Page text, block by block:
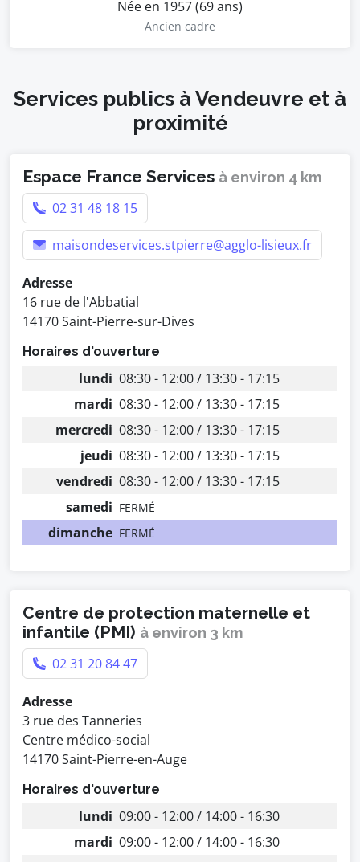
Née en 1957 (69 ans)
Ancien cadre
Services publics à Vendeuvre et à
proximité
Espace France Services à environ 4 km
02 31 48 18 15
maisondeservices.stpierre@agglo-lisieux.fr
Adresse
16 rue de l'Abbatial
14170 Saint-Pierre-sur-Dives
Horaires d'ouverture
lundi 08:30 - 12:00 / 13:30 - 17:15
mardi 08:30 - 12:00 / 13:30 - 17:15
mercredi 08:30 - 12:00 / 13:30 - 17:15
jeudi 08:30 - 12:00 / 13:30 - 17:15
vendredi 08:30 - 12:00 / 13:30 - 17:15
samedi FERMÉ
dimanche FERMÉ
Centre de protection maternelle et
infantile (PMI) à environ 3 km
02 31 20 84 47
Adresse
3 rue des Tanneries
Centre médico-social
14170 Saint-Pierre-en-Auge
Horaires d'ouverture
lundi 09:00 - 12:00 / 14:00 - 16:30
mardi 09:00 - 12:00 / 14:00 - 16:30